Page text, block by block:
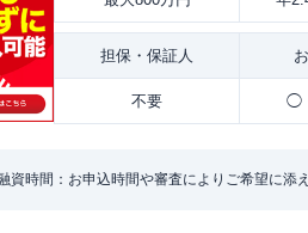
担保・ 保証人
不要 ◯
時間：お申込時間や審査によりご希望に添